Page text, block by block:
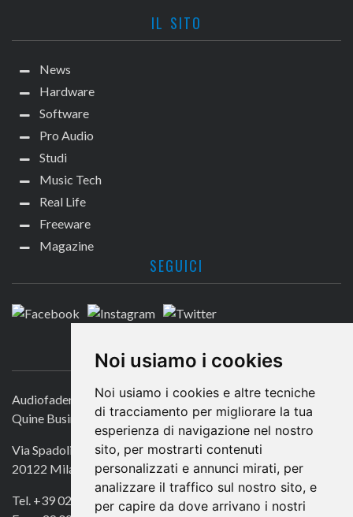
Noi usiamo i cookies
Noi usiamo i cookies e altre tecniche
di tracciamento per migliorare la tua
esperienza di navigazione nel nostro
sito, per mostrarti contenuti
personalizzati e annunci mirati, per
analizzare il traffico sul nostro sito, e
per capire da dove arrivano i nostri
IL SITO
News
Hardware
Software
Pro Audio
Studi
Music Tech
Real Life
Freeware
Magazine
SEGUICI
CONTATTACI
Audiofader.com
Quine Business Publisher
Via Spadolini 7
20122 Milano
Tel. +39 02 49756990